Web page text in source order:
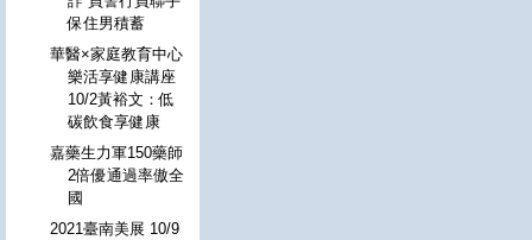
保住男積蓄
華醫×家庭教育中心
樂活享健康講座
10/2黃裕文：低
碳飲食享健康
嘉藥生力軍150藥師
2倍優通過率傲全
國
2021臺南美展 10/9